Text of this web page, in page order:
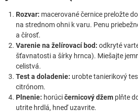
Rozvar: macerované černice preložte do
na strednom ohni k varu. Penu
a čírosť.
Varenie na želírovací bod: odkryté
šťavnatosti a šírky hrnca). Miešajte
celistvá.
Test a doladenie: urobte tanierikový
citrónom.
Plnenie: horúcičernicový džem plňte
utrite hrdlá, hneď uzavrite.